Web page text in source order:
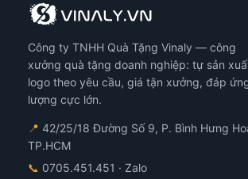
Công ty TNHH Quà Tặng Vinaly — công
xưởng quà tặng doanh nghiệp: tự sản
logo theo yêu cầu, giá tận xưởng, đáp
lượng cực lớn.
📍 42/25/18 Đường Số 9, P. Bình Hưng
TP.HCM
📞 0705.451.451 · Zalo